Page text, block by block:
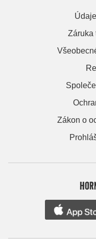
Záruka
Zákon o